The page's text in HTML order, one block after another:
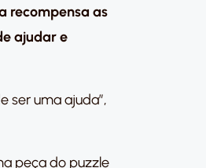
recompensa as
ajudar e
ser uma ajuda”,
peça do puzzle